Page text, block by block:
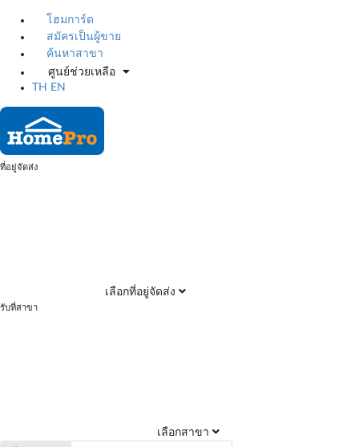
โฮมการ์ด
สมัครเป็นผู้ขาย
ค้นหาสาขา
ศูนย์ช่วยเหลือ
TH
EN
ที่อยู่จัดส่ง
เลือกที่อยู่จัดส่ง
รับที่สาขา
เลือกสาขา